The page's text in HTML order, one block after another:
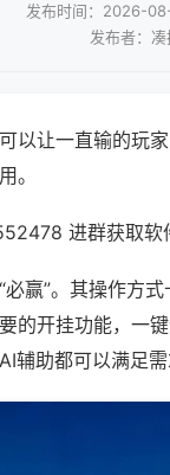
发布时间：2026-
发布者：凑
以让一直输的玩
。
进群获取软
赢”。其操作方
的开挂功能，一
辅助都可以满足需